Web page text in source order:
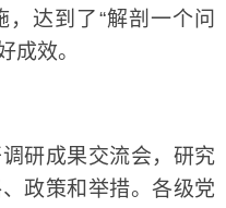
达到了“解剖一个问
成效。
研成果交流会，研究
政策和举措。各级党